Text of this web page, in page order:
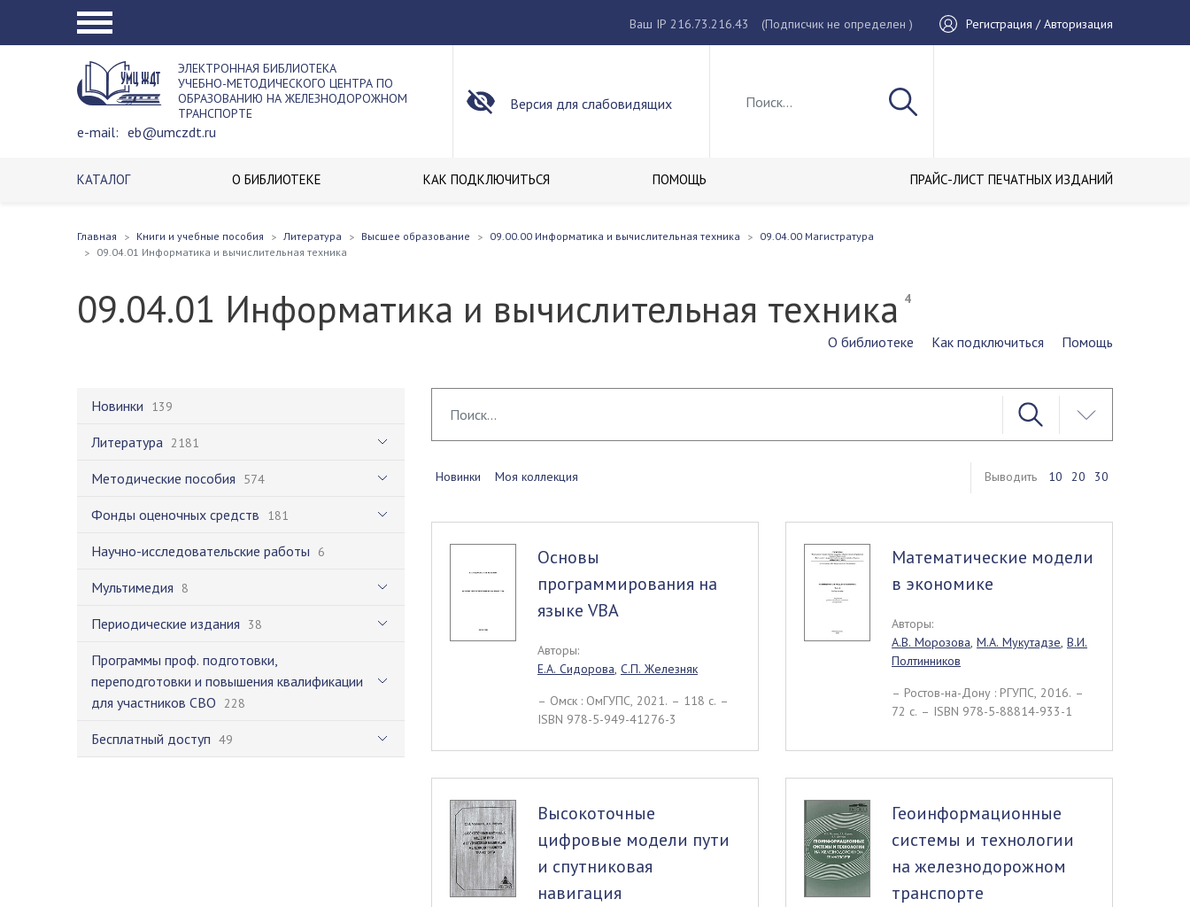
Ваш IP 216.73.216.43 (Подписчик не определен ) Регистрация / Авторизация
ЭЛЕКТРОННАЯ БИБЛИОТЕКА
УЧЕБНО-МЕТОДИЧЕСКОГО ЦЕНТРА ПО
ОБРАЗОВАНИЮ НА ЖЕЛЕЗНОДОРОЖНОМ
ТРАНСПОРТЕ
e-mail: eb@umczdt.ru
Версия для слабовидящих
КАТАЛОГ О БИБЛИОТЕКЕ КАК ПОДКЛЮЧИТЬСЯ ПОМОЩЬ ПРАЙС-ЛИСТ ПЕЧАТНЫХ ИЗДАНИЙ
Главная Книги и учебные пособия Литература Высшее образование 09.00.00 Информатика и вычислительная техника
09.04.00 Магистратура
09.04.01 Информатика и вычислительная техника
09.04.01 Информатика и вычислительная техника4
О библиотеке Как подключиться Помощь
Новинки 139
Литература 2181
Методические пособия 574
Фонды оценочных средств 181
Научно-исследовательские работы 6
Мультимедия 8
Периодические издания 38
Программы проф. подготовки,
переподготовки и повышения квалификации
для участников СВО 228
Бесплатный доступ 49
Новинки Моя коллекция Выводить 10 20 30
Основы
программирования на
языке VBA
Авторы:
Е.А. Сидорова, С.П. Железняк
– Омск : ОмГУПС, 2021. – 118 c. –
ISBN 978-5-949-41276-3
Математические модели
в экономике
Авторы:
А.В. Морозова, М.А. Мукутадзе, В.И.
Полтинников
– Ростов-на-Дону : РГУПС, 2016. –
72 c. – ISBN 978-5-88814-933-1
Высокоточные
цифровые модели пути
и спутниковая
навигация
Геоинформационные
системы и технологии
на железнодорожном
транспорте